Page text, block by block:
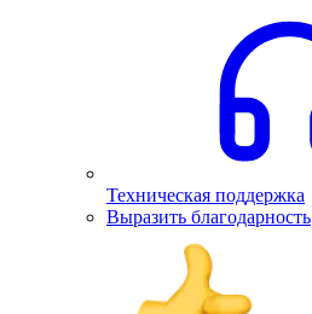
Техническая поддержка
Выразить благодарность